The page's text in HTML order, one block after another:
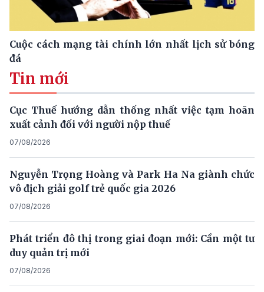
Cuộc cách mạng tài chính lớn nhất lịch sử bóng
đá
Tin mới
Cục Thuế hướng dẫn thống nhất việc tạm hoãn
xuất cảnh đối với người nộp thuế
07/08/2026
Nguyễn Trọng Hoàng và Park Ha Na giành chức
vô địch giải golf trẻ quốc gia 2026
07/08/2026
Phát triển đô thị trong giai đoạn mới: Cần một tư
duy quản trị mới
07/08/2026